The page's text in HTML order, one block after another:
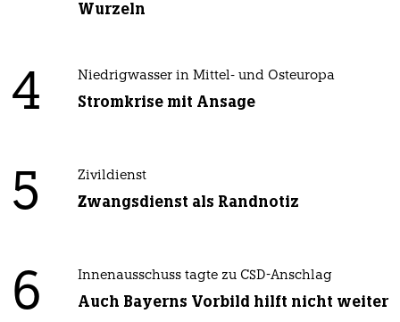
Wurzeln
4 Niedrigwasser in Mittel- und Osteuropa
Stromkrise mit Ansage
5 Zivildienst
Zwangsdienst als Randnotiz
6 Innenausschuss tagte zu CSD-Anschlag
Auch Bayerns Vorbild hilft nicht weiter